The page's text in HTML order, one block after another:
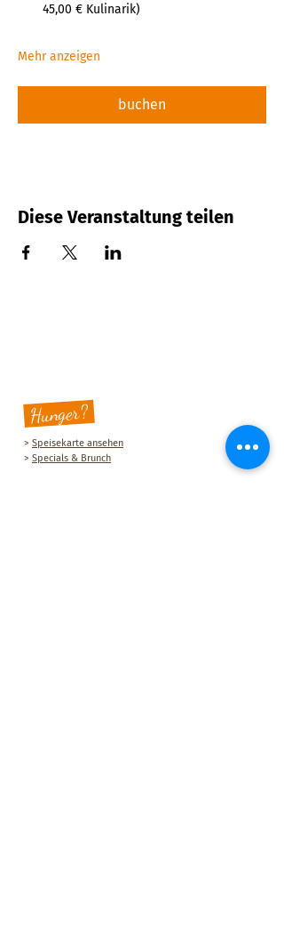
45,00 € Kulinarik)
Mehr anzeigen
buchen
Diese Veranstaltung teilen
Hunger?
> Speisekarte ansehen
> Specials & Brunch